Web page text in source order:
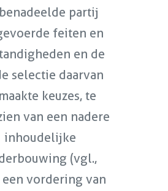
partij
feiten en
en de
selectie daarvan
keuzes, te
van een nadere
inhoudelijke
(vgl.,
vordering van